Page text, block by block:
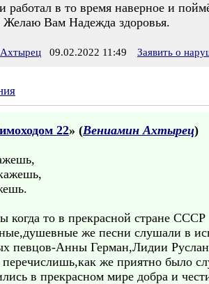
работал в то время наверное и
Желаю Вам Надежда здоровья.
09.02.2022 11:49 Заявить о
22» (Вениамин Ахтырец)
когда то в прекрасной стране СССР
же песни слушали в
певцов-Анны Герман,Лидии
перечислишь,как же приятно было
в прекрасном мире добра и